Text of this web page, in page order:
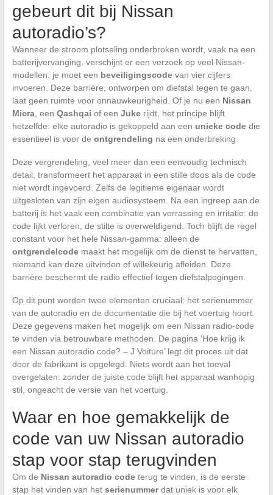
gebeurt dit bij Nissan
autoradio’s?
Wanneer de stroom plotseling onderbroken wordt, vaak na een
batterijvervanging, verschijnt er een verzoek op veel Nissan-
modellen: je moet een beveiligingscodevan vier cijfers
invoeren. Deze barrière, ontworpen om diefstal tegen te gaan,
laat geen ruimte voor onnauwkeurigheid. Of je nu een Nissan
Micra, een Qashqai of een Jukerijdt, het principe blijft
hetzelfde: elke autoradio is gekoppeld aan een unieke codedie
essentieel is voor de ontgrendeling na een onderbreking.
Deze vergrendeling, veel meer dan een eenvoudig technisch
detail, transformeert het apparaat in een stille doos als de code
niet wordt ingevoerd. Zelfs de legitieme eigenaar wordt
uitgesloten van zijn eigen audiosysteem. Na een ingreep aan de
batterij is het vaak een combinatie van verrassing en irritatie: de
code lijkt verloren, de stilte is overweldigend. Toch blijft de regel
constant voor het hele Nissan-gamma: alleen de
ontgrendelcodemaakt het mogelijk om de dienst te hervatten,
niemand kan deze uitvinden of willekeurig afleiden. Deze
barrière beschermt de radio effectief tegen diefstalpogingen.
Op dit punt worden twee elementen cruciaal: het serienummer
van de autoradio en de documentatie die bij het voertuig hoort.
Deze gegevens maken het mogelijk om een Nissan radio-code
te vinden via betrouwbare methoden. De pagina ‘Hoe krijg ik
een Nissan autoradio code? – J Voiture’ legt dit proces uit dat
door de fabrikant is opgelegd. Niets wordt aan het toeval
overgelaten: zonder de juiste code blijft het apparaat wanhopig
stil, ongeacht de versie van het voertuig.
Waar en hoe gemakkelijk de
code van uw Nissan autoradio
stap voor stap terugvinden
Om de Nissan autoradio codeterug te vinden, is de eerste
stap het vinden van het serienummerdat uniek is voor elk